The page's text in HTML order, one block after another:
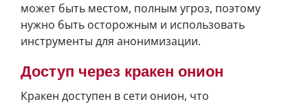
может быть местом, полным угроз, поэтому
нужно быть осторожным и использовать
инструменты для анонимизации.
Доступ через кракен онион
Кракен доступен в сети онион, что